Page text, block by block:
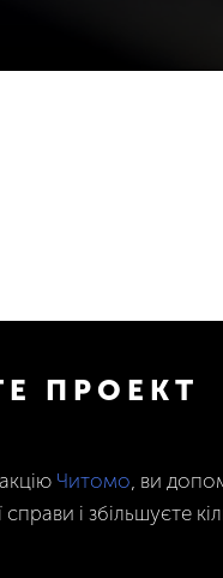
ПРОЕКТ
Читомо, ви
і збільшуєте